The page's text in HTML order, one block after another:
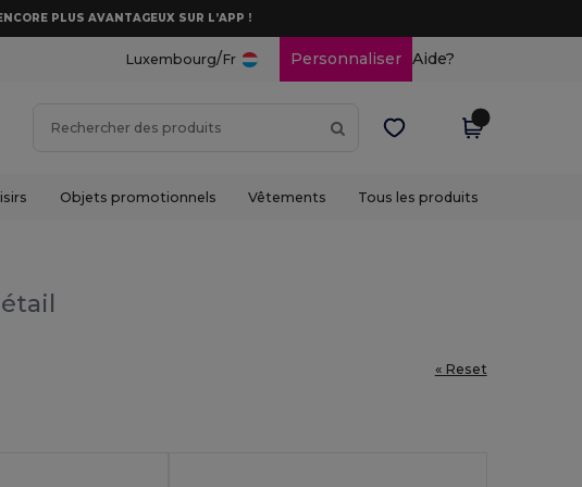
PLUS AVANTAGEUX SUR L’APP !
Luxembourg/Fr Personnaliser Aide?
Objets promotionnels Vêtements Tous les produits
« Reset